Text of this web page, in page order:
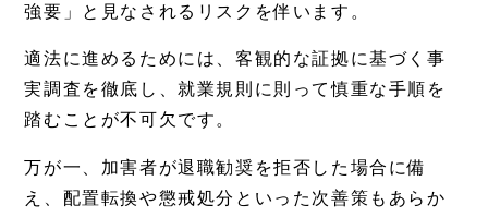
強要」と見なされるリスクを伴います。
適法に進めるためには、客観的な証拠に基づく事
実調査を徹底し、就業規則に則って慎重な手順を
踏むことが不可欠です。
万が一、加害者が退職勧奨を拒否した場合に備
え、配置転換や懲戒処分といった次善策もあらか